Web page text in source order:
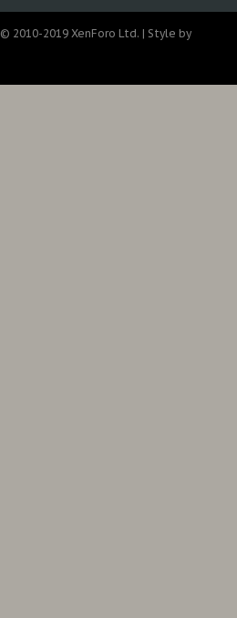
© 2010-2019 XenForo Ltd. | Style by